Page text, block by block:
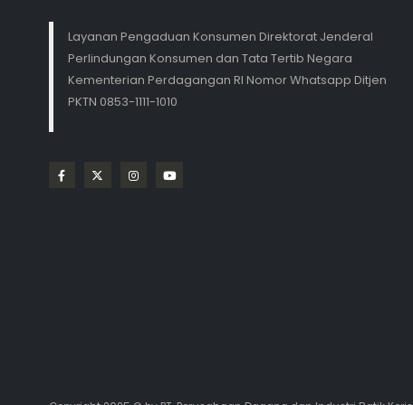
Layanan Pengaduan Konsumen Direktorat Jenderal
Perlindungan Konsumen dan Tata Tertib Negara
Kementerian Perdagangan RI Nomor Whatsapp Ditjen
PKTN 0853-1111-1010